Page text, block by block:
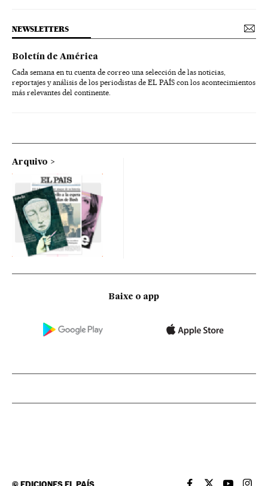
NEWSLETTERS
Boletín de América
Cada semana en tu cuenta de correo una selección de las noticias,
reportajes y análisis de los periodistas de EL PAÍS con los acontecimientos
más relevantes del continente.
Arquivo
Baixe o app